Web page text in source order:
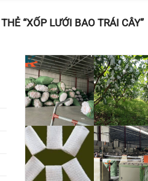
“XỐP LƯỚI BAO TRÁI CÂY”